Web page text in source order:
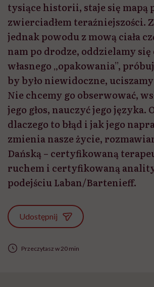
tysiące historii, staje się mapą
zwierciadłem teraźniejszości.
jednak powodu z mową ciała
nam po drodze, oddzielamy się
własnego „opakowania”,
by było niewidoczne, uciszamy
Nie chcemy go obserwować,
jego głos, nauczyć jego języka.
dlaczego to błąd i jak jego
zmienia nasze życie,
Dańską – certyfikowaną
ruchem i certyfikowaną
podejściu Laban/Bartenieff.
Udostępnij
Przeczytasz w 20 min